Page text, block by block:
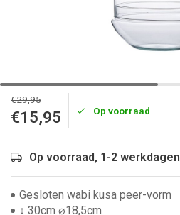
€29,95
€15,95 Op voorraad
Op voorraad, 1-2 werkdagen
Gesloten wabi kusa peer-vorm
↕ 30cm ⌀18,5cm